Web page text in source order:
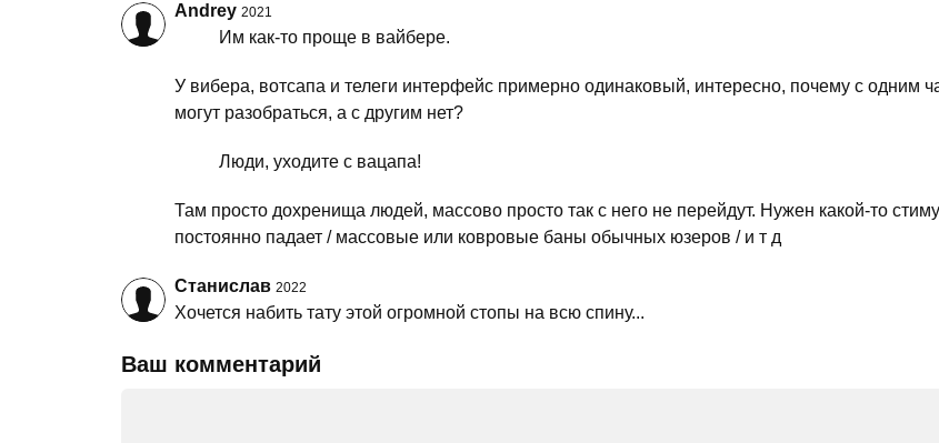
Andrey 2021
Им как-то проще в вайбере.
У вибера, вотсапа и телеги интерфейс примерно одинаковый, интересно, почему с одним
могут разобраться, а с другим нет?
Люди, уходите с вацапа!
Там просто дохренища людей, массово просто так с него не перейдут. Нужен какой-то
постоянно падает / массовые или ковровые баны обычных юзеров / и т д
Станислав 2022
Хочется набить тату этой огромной стопы на всю спину...
Ваш комментарий